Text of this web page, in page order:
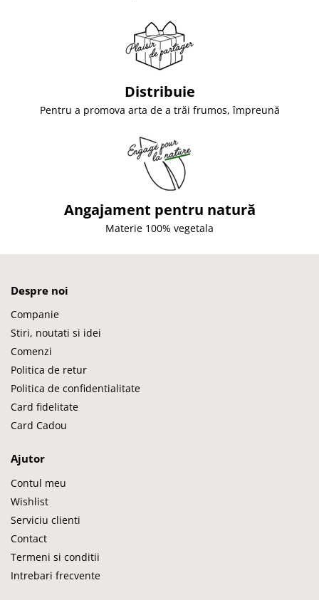
Distribuie
Pentru a promova arta de a trăi frumos, împreună
Angajament pentru natură
Materie 100% vegetala
Despre noi
Companie
Stiri, noutati si idei
Comenzi
Politica de retur
Politica de confidentialitate
Card fidelitate
Card Cadou
Ajutor
Contul meu
Wishlist
Serviciu clienti
Contact
Termeni si conditii
Intrebari frecvente